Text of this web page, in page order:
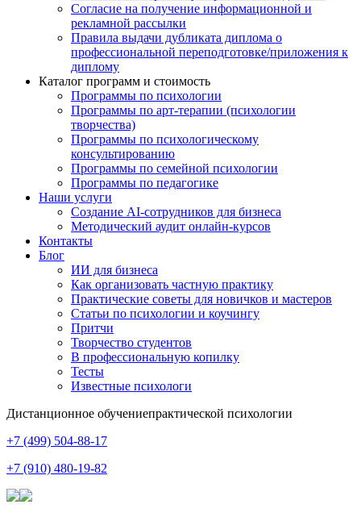
Согласие на получение информационной и
рекламной рассылки
Правила выдачи дубликата диплома о
профессиональной переподготовке/приложения к
диплому
Каталог программ и стоимость
Программы по психологии
Программы по арт-терапии (психологии
творчества)
Программы по психологическому
консультированию
Программы по семейной психологии
Программы по педагогике
Наши услуги
Создание AI-сотрудников для бизнеса
Методический аудит онлайн-курсов
Контакты
Блог
ИИ для бизнеса
Как организовать частную практику
Практические советы для новичков и мастеров
Статьи по психологии и коучингу
Притчи
Творчество студентов
В профессиональную копилку
Тесты
Известные психологи
Дистанционное обучениепрактической психологии
+7 (499) 504-88-17
+7 (910) 480-19-82